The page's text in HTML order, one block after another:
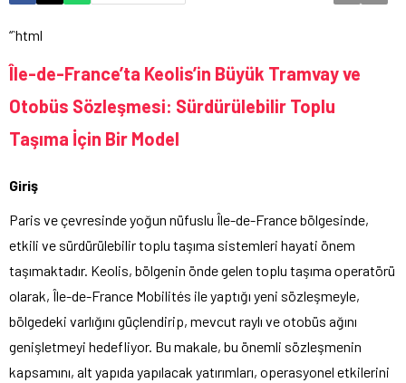
“`html
Île-de-France’ta Keolis’in Büyük Tramvay ve
Otobüs Sözleşmesi: Sürdürülebilir Toplu
Taşıma İçin Bir Model
Giriş
Paris ve çevresinde yoğun nüfuslu Île-de-France bölgesinde,
etkili ve sürdürülebilir toplu taşıma sistemleri hayati önem
taşımaktadır. Keolis, bölgenin önde gelen toplu taşıma operatörü
olarak, Île-de-France Mobilités ile yaptığı yeni sözleşmeyle,
bölgedeki varlığını güçlendirip, mevcut raylı ve otobüs ağını
genişletmeyi hedefliyor. Bu makale, bu önemli sözleşmenin
kapsamını, alt yapıda yapılacak yatırımları, operasyonel etkilerini